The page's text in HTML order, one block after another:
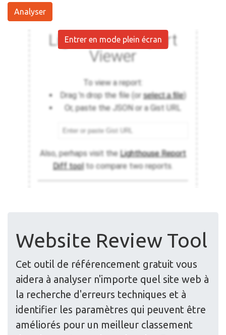
Analyser
Entrer en mode plein écran
Website Review Tool
Cet outil de référencement gratuit vous
aidera à analyser n'importe quel site web à
la recherche d'erreurs techniques et à
identifier les paramètres qui peuvent être
améliorés pour un meilleur classement